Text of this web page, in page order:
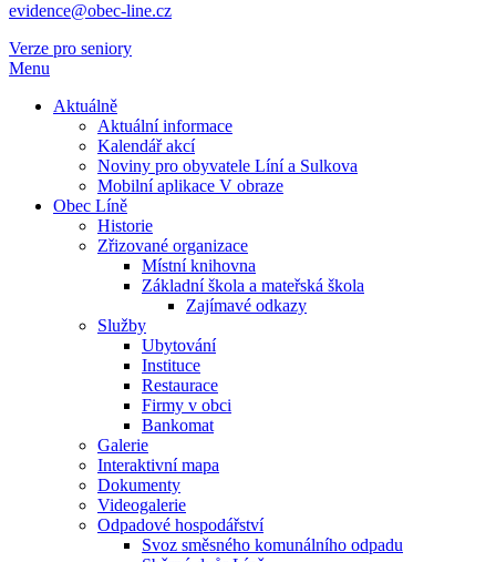
evidence@obec-line.cz
Verze pro seniory
Menu
Aktuálně
Aktuální informace
Kalendář akcí
Noviny pro obyvatele Líní a Sulkova
Mobilní aplikace V obraze
Obec Líně
Historie
Zřizované organizace
Místní knihovna
Základní škola a mateřská škola
Zajímavé odkazy
Služby
Ubytování
Instituce
Restaurace
Firmy v obci
Bankomat
Galerie
Interaktivní mapa
Dokumenty
Videogalerie
Odpadové hospodářství
Svoz směsného komunálního odpadu